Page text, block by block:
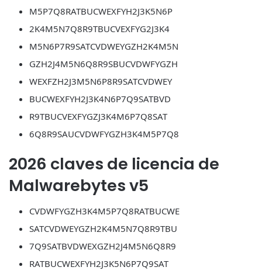
M5P7Q8RATBUCWEXFYH2J3K5N6P
2K4M5N7Q8R9TBUCVEXFYG2J3K4
M5N6P7R9SATCVDWEYGZH2K4M5N
GZH2J4M5N6Q8R9SBUCVDWFYGZH
WEXFZH2J3M5N6P8R9SATCVDWEY
BUCWEXFYH2J3K4N6P7Q9SATBVD
R9TBUCVEXFYGZJ3K4M6P7Q8SAT
6Q8R9SAUCVDWFYGZH3K4M5P7Q8
2026 claves de licencia de
Malwarebytes v5
CVDWFYGZH3K4M5P7Q8RATBUCWE
SATCVDWEYGZH2K4M5N7Q8R9TBU
7Q9SATBVDWEXGZH2J4M5N6Q8R9
RATBUCWEXFYH2J3K5N6P7Q9SAT